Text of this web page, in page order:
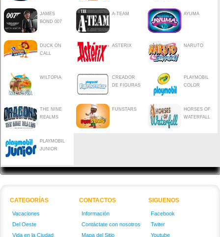
JAMES
BOND 007
A-TEAM AYUMA
DUCK ON
CALL
ASTERIX NARUTO
WILTOPIA
CREADOR
DE FIGURAS
PLAYMOBIL
COLOR
THE NINE
REALMS
FUNSTARS
HORSES OF
WATERFALL
PLAYMOBIL
JUNIOR
CATEGORÍAS
Vacaciones
Del Oeste
Vida en la Ciudad
CONTACTOS
Información
Contáctate con nosotros
Mapa del Sitio
SIGUENOS
Facebook
Twiter
Youtube